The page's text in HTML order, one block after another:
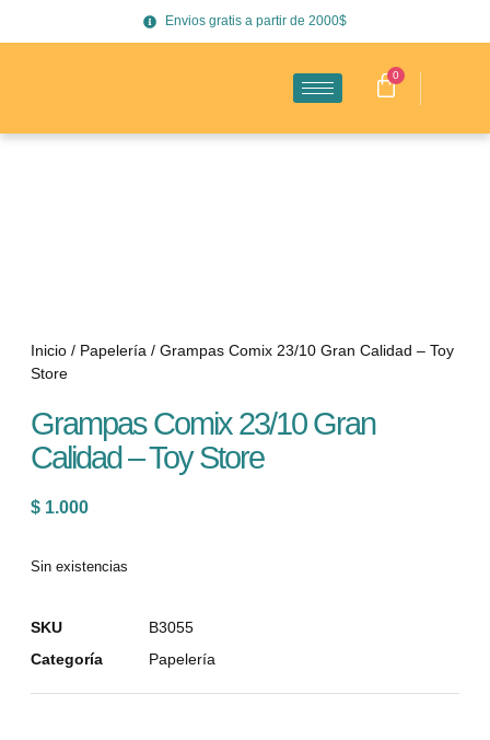
Envios gratis a partir de 2000$
0
Inicio / Papelería / Grampas Comix 23/10 Gran Calidad – Toy
Store
Grampas Comix 23/10 Gran
Calidad – Toy Store
$ 1.000
Sin existencias
SKU
B3055
Categoría
Papelería